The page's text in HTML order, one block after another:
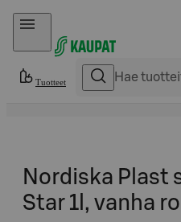
Hyppää sisältöön
Tuotteet
Nordiska Plast
Star 1l, vanha